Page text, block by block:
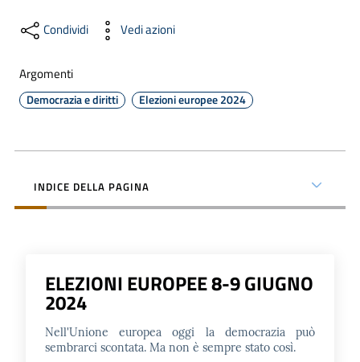
Notizie
ed
eventi
Approfondimenti
Contatti
Condividi Vedi azioni
Argomenti
Democrazia e diritti Elezioni europee 2024
INDICE DELLA PAGINA
ELEZIONI EUROPEE 8-9 GIUGNO
2024
Nell'Unione europea oggi la democrazia può
sembrarci scontata. Ma non è sempre stato così.